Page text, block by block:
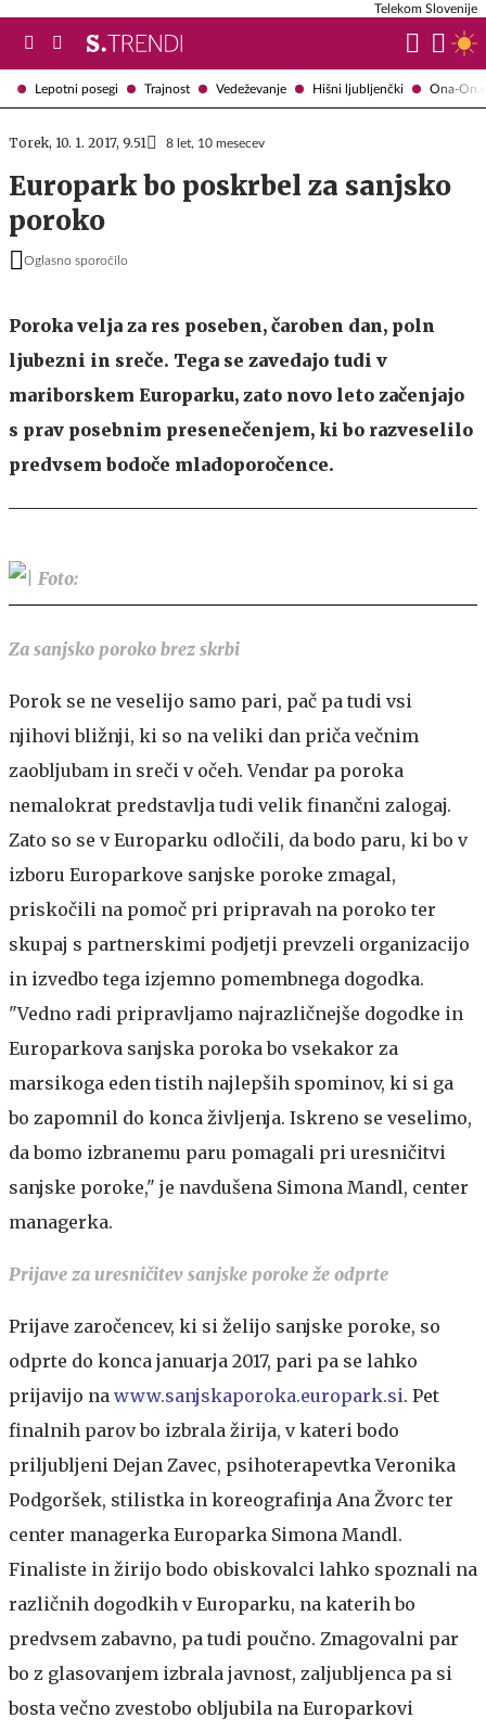
Lepotni posegi Trajnost Vedeževanje Hišni ljubljenčki Ona-
Telekom Slovenije
Torek, 10. 1. 2017, 9.51 8 let, 10 mesecev
Europark bo poskrbel za sanjsko
poroko
Oglasno sporočilo
Poroka velja za res poseben, čaroben dan, poln
ljubezni in sreče. Tega se zavedajo tudi v
mariborskem Europarku, zato novo leto začenjajo
s prav posebnim presenečenjem, ki bo razveselilo
predvsem bodoče mladoporočence.
Za sanjsko poroko brez skrbi
Porok se ne veselijo samo pari, pač pa tudi vsi
njihovi bližnji, ki so na veliki dan priča večnim
zaobljubam in sreči v očeh. Vendar pa poroka
nemalokrat predstavlja tudi velik finančni zalogaj.
Zato so se v Europarku odločili, da bodo paru, ki bo v
izboru Europarkove sanjske poroke zmagal,
priskočili na pomoč pri pripravah na poroko ter
skupaj s partnerskimi podjetji prevzeli organizacijo
in izvedbo tega izjemno pomembnega dogodka.
"Vedno radi pripravljamo najrazličnejše dogodke in
Europarkova sanjska poroka bo vsekakor za
marsikoga eden tistih najlepših spominov, ki si ga
bo zapomnil do konca življenja. Iskreno se veselimo,
da bomo izbranemu paru pomagali pri uresničitvi
sanjske poroke," je navdušena Simona Mandl, center
managerka.
Prijave za uresničitev sanjske poroke že odprte
Prijave zaročencev, ki si želijo sanjske poroke, so
odprte do konca januarja 2017, pari pa se lahko
prijavijo na www.sanjskaporoka.europark.si. Pet
finalnih parov bo izbrala žirija, v kateri bodo
priljubljeni Dejan Zavec, psihoterapevtka Veronika
Podgoršek, stilistka in koreografinja Ana Žvorc ter
center managerka Europarka Simona Mandl.
Finaliste in žirijo bodo obiskovalci lahko spoznali na
različnih dogodkih v Europarku, na katerih bo
predvsem zabavno, pa tudi poučno. Zmagovalni par
bo z glasovanjem izbrala javnost, zaljubljenca pa si
bosta večno zvestobo obljubila na Europarkovi